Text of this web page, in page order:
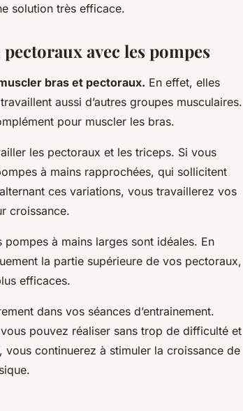
solution très efficace.
avec les pompes
bras et pectoraux. En effet, elles
aussi d’autres groupes musculaires.
pour muscler les bras.
les pectoraux et les triceps. Si vous
à mains rapprochées, qui sollicitent
ces variations, vous travaillerez vos
croissance.
à mains larges sont idéales. En
la partie supérieure de vos pectoraux,
efficaces.
dans vos séances d’entrainement.
pouvez réaliser sans trop de difficulté et
continuerez à stimuler la croissance de